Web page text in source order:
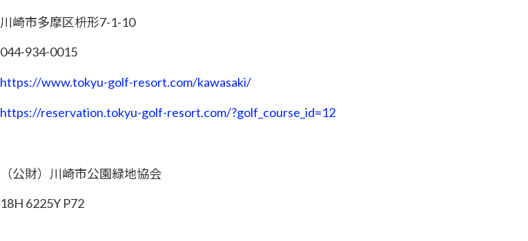
川崎市多摩区枡形7-1-10
044-934-0015
https://www.tokyu-golf-resort.com/kawasaki/
https://reservation.tokyu-golf-resort.com/?golf_course_id=12
（公財）川崎市公園緑地協会
18H 6225Y P72